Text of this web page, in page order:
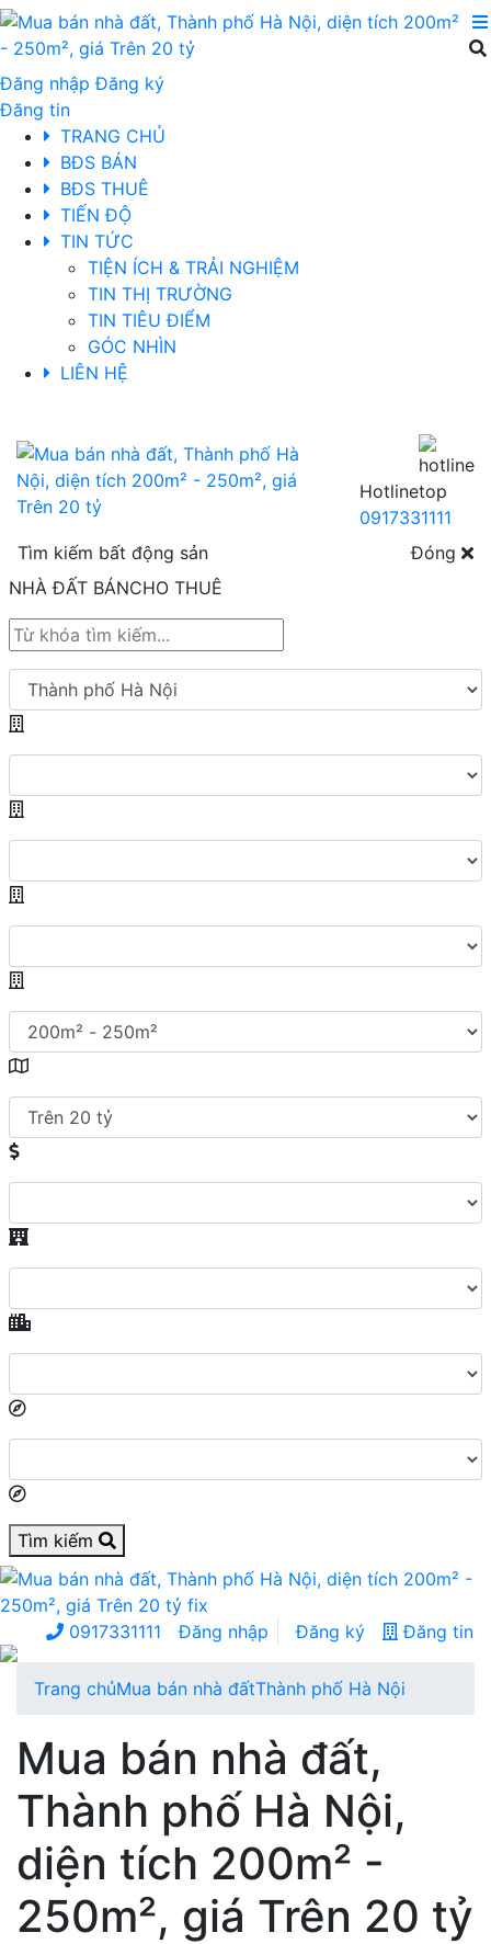
Đăng nhập Đăng ký
Đăng tin
TRANG CHỦ
BĐS BÁN
BĐS THUÊ
TIẾN ĐỘ
TIN TỨC
TIỆN ÍCH & TRẢI NGHIỆM
TIN THỊ TRƯỜNG
TIN TIÊU ĐIỂM
GÓC NHÌN
LIÊN HỆ
Hotline
0917331111
Tìm kiếm bất động sản
Đóng
NHÀ ĐẤT BÁNCHO THUÊ
Tìm kiếm
0917331111 Đăng nhập Đăng ký Đăng tin
Trang chủMua bán nhà đấtThành phố Hà Nội
Mua bán nhà đất,
Thành phố Hà Nội,
diện tích 200m² -
250m², giá Trên 20 tỷ